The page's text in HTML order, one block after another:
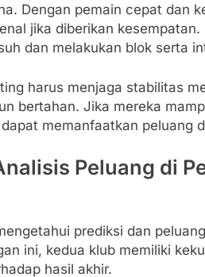
Dengan pemain cepat dan
jika diberikan
dan melakukan blok serta
harus menjaga stabilitas
bertahan. Jika mereka
memanfaatkan peluang
Peluang di
prediksi dan
ini, kedua klub memiliki
hasil akhir.